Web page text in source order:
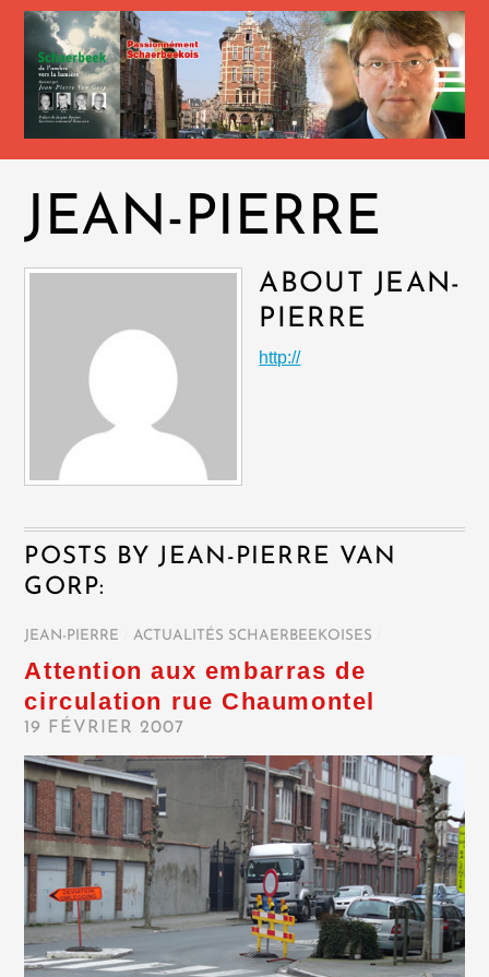
JEAN-PIERRE
ABOUT JEAN-
PIERRE
http://
POSTS BY JEAN-PIERRE VAN
GORP:
JEAN-PIERRE ACTUALITÉS SCHAERBEEKOISES
Attention aux embarras de
circulation rue Chaumontel
19 FÉVRIER 2007